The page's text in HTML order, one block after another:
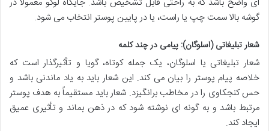
گوشه بالا سمت چپ یا راست، یا در پایین پوستر انتخاب می شود.
شعار تبلیغاتی (اسلوگان): پیامی در چند کلمه
شعار تبلیغاتی یا اسلوگان، یک جمله کوتاه، گویا و تأثیرگذار است که
خلاصه پیام پوستر را بیان می کند. این شعار باید به یاد ماندنی باشد و
حس کنجکاوی را در مخاطب برانگیزد. شعار باید مستقیماً به هدف پوستر
مرتبط باشد و به گونه ای نوشته شود که در ذهن بماند و تأثیری عمیق
ایجاد کند.